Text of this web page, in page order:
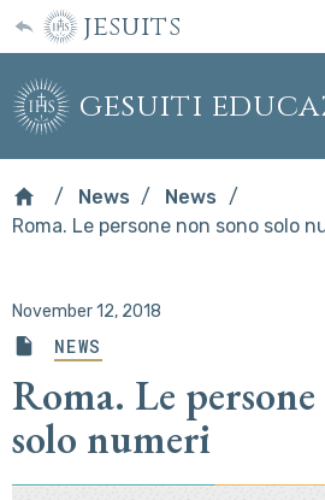
jesuits
gesuiti
News
News
Roma. Le persone non sono solo
November 12, 2018
NEWS
Roma. Le
solo numeri